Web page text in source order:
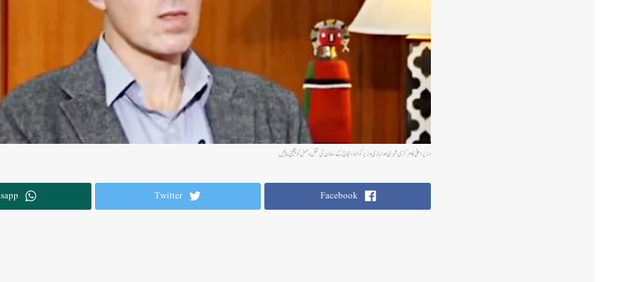
وزیر اعلیٰ کا مرکزی شہری ہوا بازی وزیر کو خط،حجاج کے سامان کی نقل و حمل کو یقینی بنائیں
Facebook
Twitter